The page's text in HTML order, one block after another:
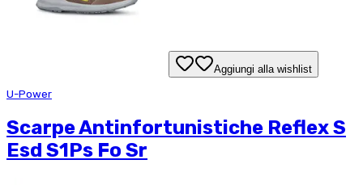
Aggiungi alla wishlist
U-Power
Scarpe Antinfortunistiche Reflex S
Esd S1Ps Fo Sr